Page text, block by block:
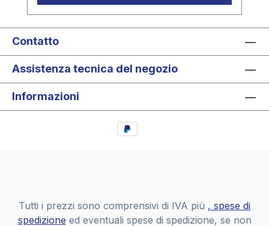
Contatto
Assistenza tecnica del negozio
Informazioni
Tutti i prezzi sono comprensivi di IVA più , spese di
spedizione ed eventuali spese di spedizione, se non